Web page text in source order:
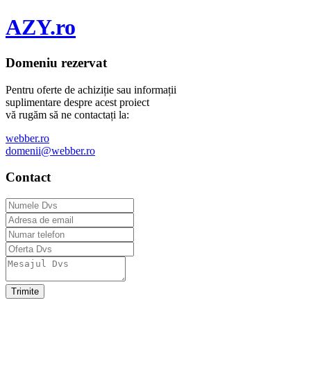
AZY.ro
Domeniu rezervat
Pentru oferte de achiziție sau informații
suplimentare despre acest proiect
vă rugăm să ne contactați la:
webber.ro
domenii@webber.ro
Contact
Trimite